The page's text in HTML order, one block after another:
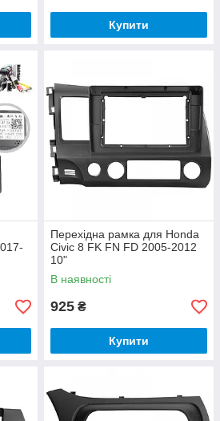
Купити
Перехідна рамка для Honda
Civic 8 FK FN FD 2005-2012
10"
В наявності
925 ₴
Купити